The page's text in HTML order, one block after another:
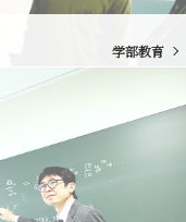
学部教育